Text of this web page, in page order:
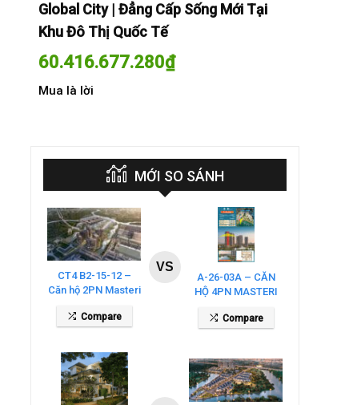
Global City | Đẳng Cấp Sống Mới Tại
Khu Đô Thị Quốc Tế
60.416.677.280₫
Mua là lời
MỚI SO SÁNH
CT4 B2-15-12 –
Căn hộ 2PN Masteri
Compare
VS
A-26-03A – CĂN
HỘ 4PN MASTERI
COSMO CENTRAL
– THE GLOBAL
Compare